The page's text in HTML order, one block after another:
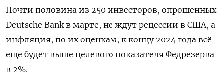
Почти половина из 250 инвесторов, опрошенных
Deutsche Bank в марте, не ждут рецессии в США, а
инфляция, по их оценкам, к концу 2024 года всё
еще будет выше целевого показателя Федрезерва
в 2%.